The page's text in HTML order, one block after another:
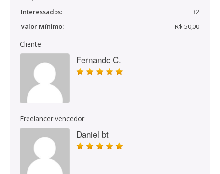
Interessados:
32
Valor Mínimo:
R$ 50,00
Cliente
Fernando C.
Freelancer vencedor
Daniel bt